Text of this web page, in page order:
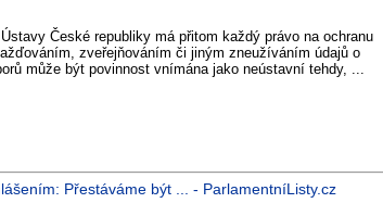
České republiky má přitom každý právo na ochranu
zveřejňováním či jiným zneužíváním údajů o
může být povinnost vnímána jako neústavní tehdy, ...
Přestáváme být ... - ParlamentníListy.cz